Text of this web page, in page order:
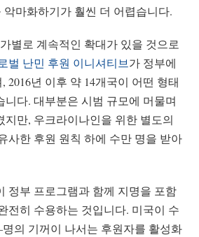
악마화하기가 훨씬 더 어렵습니다.
별로 계속적인 확대가 있을 것으로
벌 난민 후원 이니셔티브가 정부에
2016년 이후 약 14개국이 어떤 형태
니다. 대부분은 시범 규모에 머물며
지만, 우크라이나인을 위한 별도의
사한 후원 원칙 하에 수만 명을 받아
정부 프로그램과 함께 지명을 포함
전히 수용하는 것입니다. 미국이 수
의 기꺼이 나서는 후원자를 활성화